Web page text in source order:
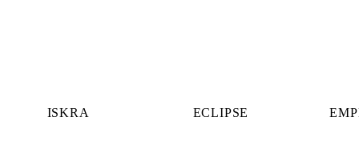
ISKRA ECLIPSE